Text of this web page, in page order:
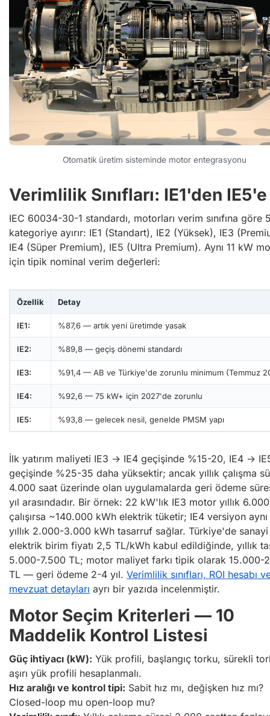
Otomatik üretim sisteminde motor entegrasyonu
Verimlilik Sınıfları: IE1'den IE5'e
IEC 60034-30-1 standardı, motorları verim sınıfına göre
kategoriye ayırır: IE1 (Standart), IE2 (Yüksek), IE3
IE4 (Süper Premium), IE5 (Ultra Premium). Aynı 11 kW
için tipik nominal verim değerleri:
Özellik Detay
IE1: %87,6 — artık yeni üretimde yasak
IE2: %89,8 — geçiş dönemi standardı
IE3: %91,4 — AB ve Türkiye'de zorunlu minimum (Temmuz
IE4: %92,6 — 75 kW+ için 2027'de zorunlu
IE5: %93,8 — gelecek nesil, genelde PMSM yapı
İlk yatırım maliyeti IE3 → IE4 geçişinde %15-20, IE4 →
geçişinde %25-35 daha yüksektir; ancak yıllık çalışma
4.000 saat üzerinde olan uygulamalarda geri ödeme
yıl arasındadır. Bir örnek: 22 kW'lık IE3 motor yıllık
çalışırsa ~140.000 kWh elektrik tüketir; IE4 versiyon
yıllık 2.000-3.000 kWh tasarruf sağlar. Türkiye'de sanayi
elektrik birim fiyatı 2,5 TL/kWh kabul edildiğinde, yıllık
5.000-7.500 TL; motor maliyet farkı tipik olarak 15.000-
TL — geri ödeme 2-4 yıl. Verimlilik sınıfları, ROI hesabı
mevzuat detayları ayrı bir yazıda incelenmiştir.
Motor Seçim Kriterleri — 10
Maddelik Kontrol Listesi
Güç ihtiyacı (kW): Yük profili, başlangıç torku, sürekli
aşırı yük profili hesaplanmalı.
Hız aralığı ve kontrol tipi: Sabit hız mı, değişken hız mı?
Closed-loop mu open-loop mu?